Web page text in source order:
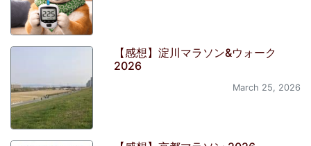
【感想】淀川マラソン&ウォーク
2026
March 25, 2026